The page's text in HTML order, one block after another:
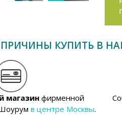
ПРИЧИНЫ КУПИТЬ В
магазинфирменной
в центре Москвы.